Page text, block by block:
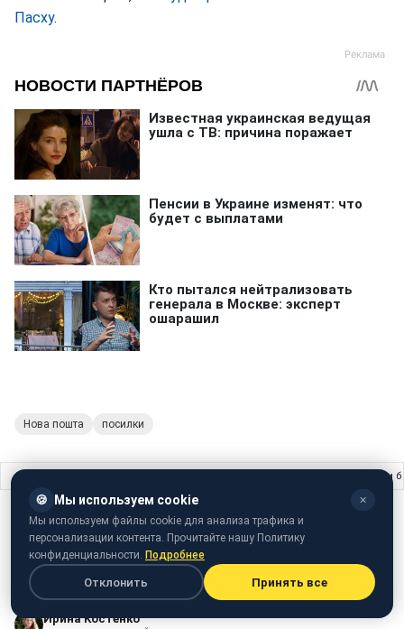
Пасху.
Нова пошта посилки
Главная В ПЦУ рассказали, является ли грехом убегать от ТЦК и
ЖИЗНЬ 30 апреля 2024 · 17:40
В ПЦУ рассказали, является ли грехом
убегать от ТЦК и быть уклонистом
Ирина Костенко
🍪 Мы используем cookie ✕
Мы используем файлы cookie для анализа трафика и
персонализации контента. Прочитайте нашу Политику
конфиденциальности. Подробнее
Отклонить Принять все